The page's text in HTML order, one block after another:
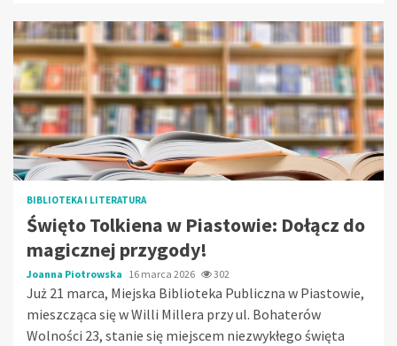
BIBLIOTEKA I LITERATURA
Święto Tolkiena w Piastowie: Dołącz do
magicznej przygody!
Joanna Piotrowska 16 marca 2026 302
Już 21 marca, Miejska Biblioteka Publiczna w Piastowie,
mieszcząca się w Willi Millera przy ul. Bohaterów
Wolności 23, stanie się miejscem niezwykłego święta